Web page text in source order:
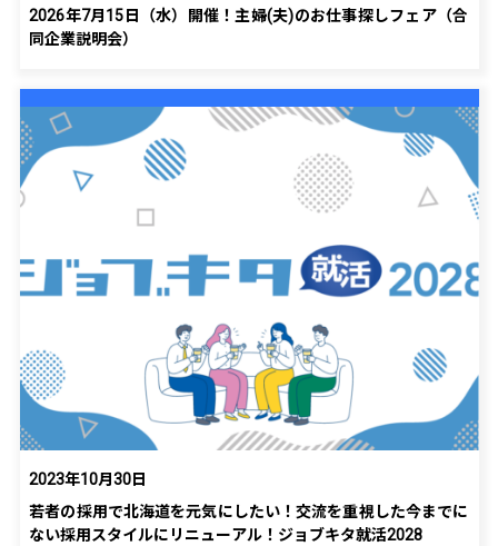
2026年7月15日（水）開催！主婦(夫)のお仕事探しフェア（合
同企業説明会）
2023年10月30日
若者の採用で北海道を元気にしたい！交流を重視した今までに
ない採用スタイルにリニューアル！ジョブキタ就活2028